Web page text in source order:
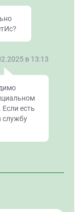
в 13:13
есть
службу